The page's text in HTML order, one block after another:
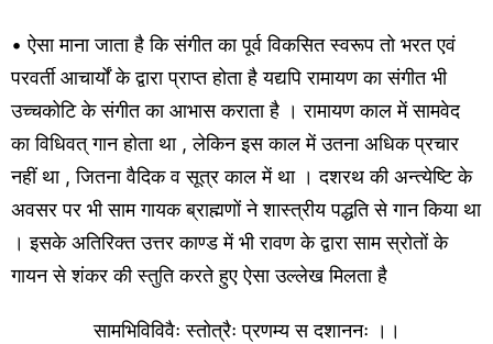
• ऐसा माना जाता है कि संगीत का पूर्व विकसित स्वरूप तो भरत एवं
परवर्ती आचार्यों के द्वारा प्राप्त होता है यद्यपि रामायण का संगीत भी
उच्चकोटि के संगीत का आभास कराता है । रामायण काल में सामवेद
का विधिवत् गान होता था , लेकिन इस काल में उतना अधिक प्रचार
नहीं था , जितना वैदिक व सूत्र काल में था । दशरथ की अन्त्येष्टि के
अवसर पर भी साम गायक ब्राह्मणों ने शास्त्रीय पद्धति से गान किया था
। इसके अतिरिक्त उत्तर काण्ड में भी रावण के द्वारा साम स्रोतों के
गायन से शंकर की स्तुति करते हुए ऐसा उल्लेख मिलता है
सामभिविविवैः स्तोत्रैः प्रणम्य स दशाननः ।।